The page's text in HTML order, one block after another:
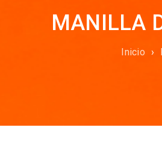
MANILLA
Inicio ›